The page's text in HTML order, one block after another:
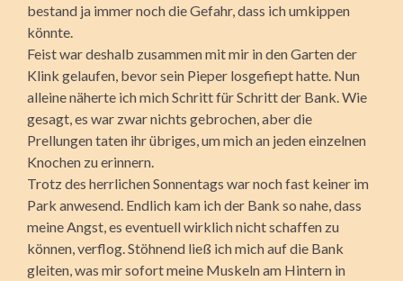
bestand ja immer noch die Gefahr, dass ich umkippen
könnte.
Feist war deshalb zusammen mit mir in den Garten der
Klink gelaufen, bevor sein Pieper losgefiept hatte. Nun
alleine näherte ich mich Schritt für Schritt der Bank. Wie
gesagt, es war zwar nichts gebrochen, aber die
Prellungen taten ihr übriges, um mich an jeden einzelnen
Knochen zu erinnern.
Trotz des herrlichen Sonnentags war noch fast keiner im
Park anwesend. Endlich kam ich der Bank so nahe, dass
meine Angst, es eventuell wirklich nicht schaffen zu
können, verflog. Stöhnend ließ ich mich auf die Bank
gleiten, was mir sofort meine Muskeln am Hintern in